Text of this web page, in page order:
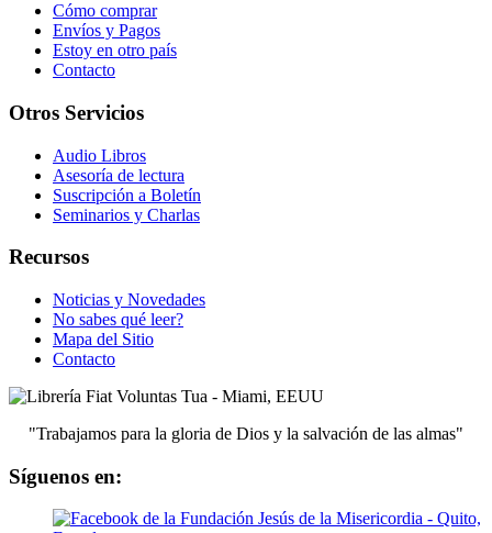
Cómo comprar
Envíos y Pagos
Estoy en otro país
Contacto
Otros Servicios
Audio Libros
Asesoría de lectura
Suscripción a Boletín
Seminarios y Charlas
Recursos
Noticias y Novedades
No sabes qué leer?
Mapa del Sitio
Contacto
"Trabajamos para la gloria de Dios y la salvación de las almas"
Síguenos en: